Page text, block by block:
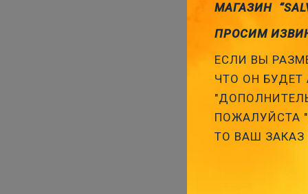
МАГАЗИН
ПРОСИМ
ЕСЛИ ВЫ
ЧТО ОН БУДЕТ
ПОЖАЛУЙСТА
ТО ВАШ ЗАКАЗ